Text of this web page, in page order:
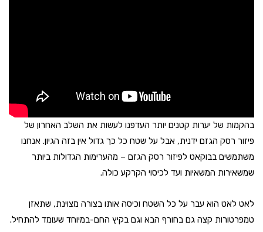
בהקמות של יערות קטנים יותר העדפנו לעשות את השלב האחרון של
פיזור רסק הגזם ידנית, אבל על שטח כל כך גדול אין בזה הגיון. אנחנו
משתמשים בבוקאט לפיזור רסק הגזם – מהערימות הגדולות ביותר
שמשאירות המשאיות ועד לכיסוי הקרקע כולה.
לאט לאט הוא עבר על כל השטח וכיסה אותו בצורה מצוינת, שתאזן
טמפרטורות קצה גם בחורף הבא וגם בקיץ החם-במיוחד שעומד להתחיל.